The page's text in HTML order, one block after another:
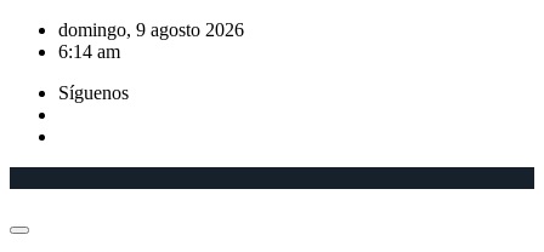
Saltar
domingo, 9 agosto 2026
6:14 am
Síguenos